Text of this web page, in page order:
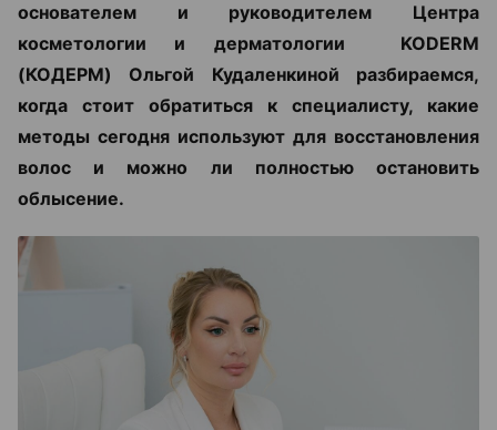
основателем и руководителем Центра
косметологии и дерматологии KODERM
(КОДЕРМ) Ольгой Кудаленкиной разбираемся,
когда стоит обратиться к специалисту, какие
методы сегодня используют для восстановления
волос и можно ли полностью остановить
облысение.